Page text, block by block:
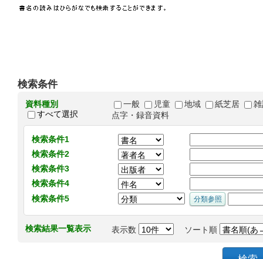
検索条件
資料種別
すべて選択
一般 児童 地域 紙芝居
点字・録音資料
検索条件1
検索条件2
検索条件3
検索条件4
検索条件5
検索結果一覧表示 表示数 ソート順